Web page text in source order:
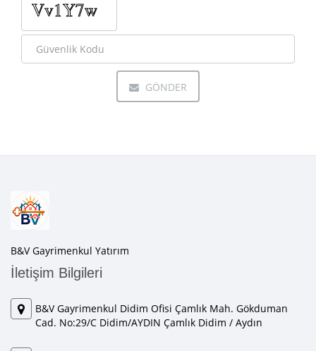
GÖNDER
B&V Gayrimenkul Yatırım
İletişim Bilgileri
B&V Gayrimenkul Didim Ofisi Çamlık Mah. Gökduman
Cad. No:29/C Didim/AYDIN Çamlık Didim / Aydın